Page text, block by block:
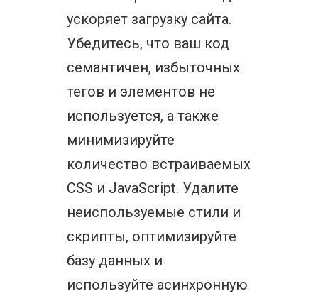
ускоряет загрузку сайта.
Убедитесь, что ваш код
семантичен, избыточных
тегов и элементов не
используется, а также
минимизируйте
количество встраиваемых
CSS и JavaScript. Удалите
неиспользуемые стили и
скрипты, оптимизируйте
базу данных и
используйте асинхронную